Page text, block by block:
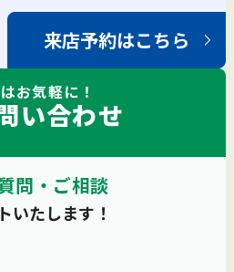
来店予約はこちら
お気軽に！
い合わせ
問・ご相談
いたします！